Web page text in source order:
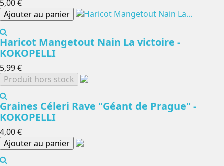
5,00 €
Ajouter au panier
Haricot Mangetout Nain La victoire -
KOKOPELLI
5,99 €
Produit hors stock
Graines Céleri Rave "Géant de Prague" -
KOKOPELLI
4,00 €
Ajouter au panier